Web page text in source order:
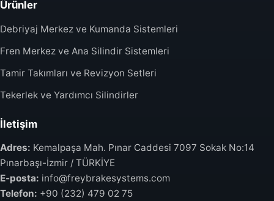
Ürünler
Debriyaj Merkez ve Kumanda Sistemleri
Fren Merkez ve Ana Silindir Sistemleri
Tamir Takımları ve Revizyon Setleri
Tekerlek ve Yardımcı Silindirler
İletişim
Adres: Kemalpaşa Mah. Pınar Caddesi 7097 Sokak No:14
Pınarbaşı-İzmir / TÜRKİYE
E-posta: info@freybrakesystems.com
Telefon: +90 (232) 479 02 75